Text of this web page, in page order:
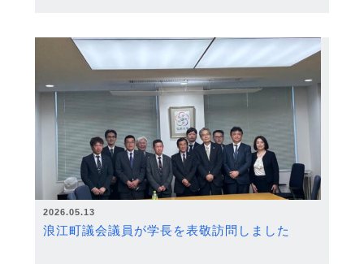
2026.05.13
浪江町議会議員が学長を表敬訪問しました